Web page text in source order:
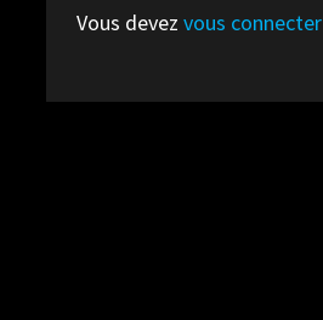
Vous devezvous connecter